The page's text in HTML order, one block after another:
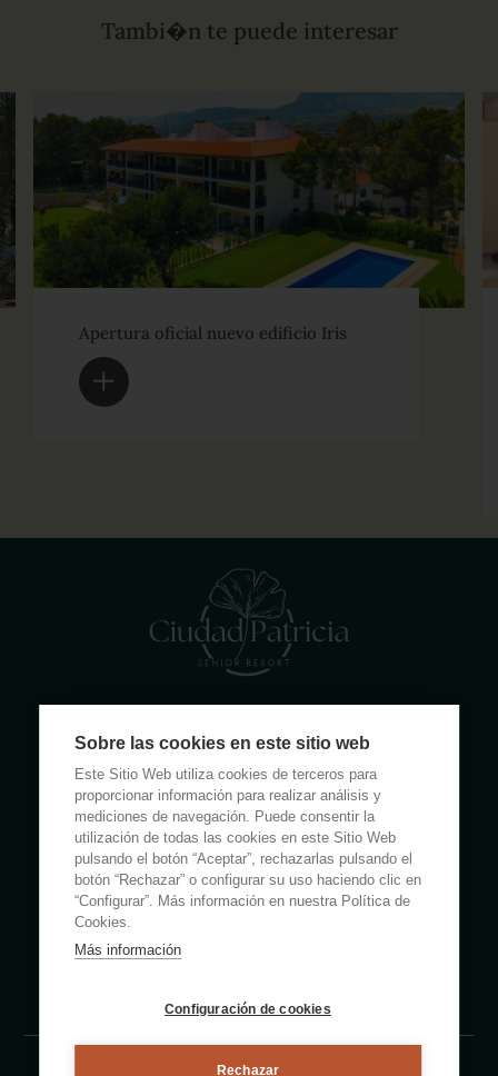
Tambi�n te puede interesar
Apertura oficial nuevo edificio Iris
(+34) 965 855 100
apartamentos@ciudadpatricia.com
Sobre las cookies en este sitio web
Este Sitio Web utiliza cookies de terceros para
proporcionar información para realizar análisis y
mediciones de navegación. Puede consentir la
utilización de todas las cookies en este Sitio Web
pulsando el botón “Aceptar”, rechazarlas pulsando el
botón “Rechazar” o configurar su uso haciendo clic en
“Configurar”. Más información en nuestra Política de
Cookies.
Más información
Configuración de cookies
Rechazar